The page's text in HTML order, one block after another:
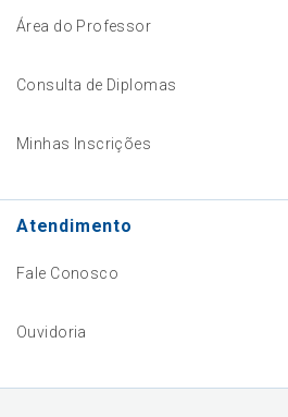
Área do Professor
Consulta de Diplomas
Minhas Inscrições
Atendimento
Fale Conosco
Ouvidoria